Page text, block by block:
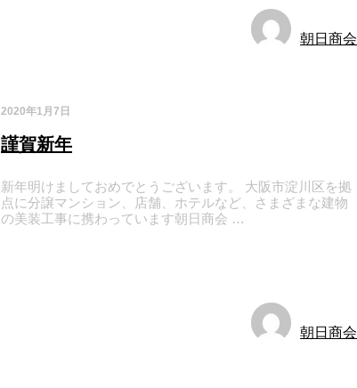
朝日商会
2020年1月7日
謹賀新年
新年明けましておめでとうございます。 大阪市淀川区を拠
点に分譲マンション、店舗、ホテルなど、さまざまな建物
の美装工事に携わっています朝日商会 …
朝日商会